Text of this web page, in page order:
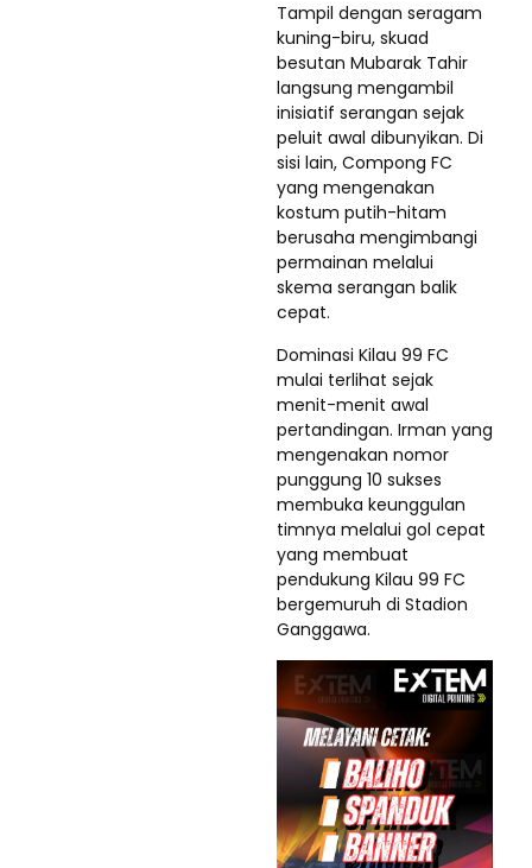
Tampil dengan seragam
kuning-biru, skuad
besutan Mubarak Tahir
langsung mengambil
inisiatif serangan sejak
peluit awal dibunyikan. Di
sisi lain, Compong FC
yang mengenakan
kostum putih-hitam
berusaha mengimbangi
permainan melalui
skema serangan balik
cepat.
Dominasi Kilau 99 FC
mulai terlihat sejak
menit-menit awal
pertandingan. Irman yang
mengenakan nomor
punggung 10 sukses
membuka keunggulan
timnya melalui gol cepat
yang membuat
pendukung Kilau 99 FC
bergemuruh di Stadion
Ganggawa.